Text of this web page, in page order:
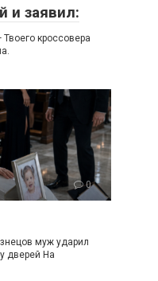
и заявил:
кроссовера
0
муж ударил
дверей На